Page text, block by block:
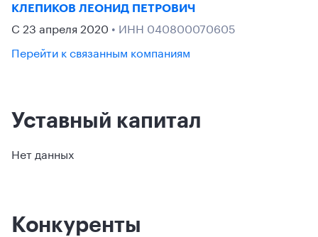
КЛЕПИКОВ ЛЕОНИД ПЕТРОВИЧ
С 23 апреля 2020 • ИНН 040800070605
Перейти к связанным компаниям
Уставный капитал
Нет данных
Конкуренты